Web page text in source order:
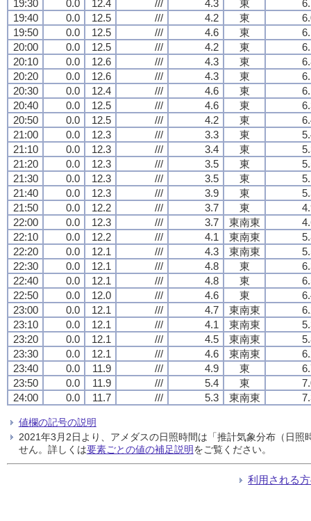
19:30
0.0 12.4 /// 4.3 東
19:40
0.0 12.5 /// 4.2 東
19:50
0.0 12.5 /// 4.6 東
20:00
0.0 12.5 /// 4.2 東
20:10
0.0 12.6 /// 4.3 東
20:20
0.0 12.6 /// 4.3 東
20:30
0.0 12.4 /// 4.6 東
20:40
0.0 12.5 /// 4.6 東
20:50
0.0 12.5 /// 4.2 東
21:00
0.0 12.3 /// 3.3 東
21:10
0.0 12.3 /// 3.4 東
21:20
0.0 12.3 /// 3.5 東
21:30
0.0 12.3 /// 3.5 東
21:40
0.0 12.3 /// 3.9 東
21:50
0.0 12.2 /// 3.7 東
22:00
0.0 12.3 /// 3.7 東南東
22:10
0.0 12.2 /// 4.1 東南東
22:20
0.0 12.1 /// 4.3 東南東
22:30
0.0 12.1 /// 4.8 東
22:40
0.0 12.1 /// 4.8 東
22:50
0.0 12.0 /// 4.6 東
23:00
0.0 12.1 /// 4.7 東南東
23:10
0.0 12.1 /// 4.1 東南東
23:20
0.0 12.1 /// 4.5 東南東
23:30
0.0 12.1 /// 4.6 東南東
23:40
0.0 11.9 /// 4.9 東
23:50
0.0 11.9 /// 5.4 東
24:00
0.0 11.7 /// 5.3 東南東
値欄の記号の説明
2021年3月2日より、アメダスの日照時間は「推計気象分布（日
せん。詳しくは要素ごとの値の補足説明をご覧ください。
利用される